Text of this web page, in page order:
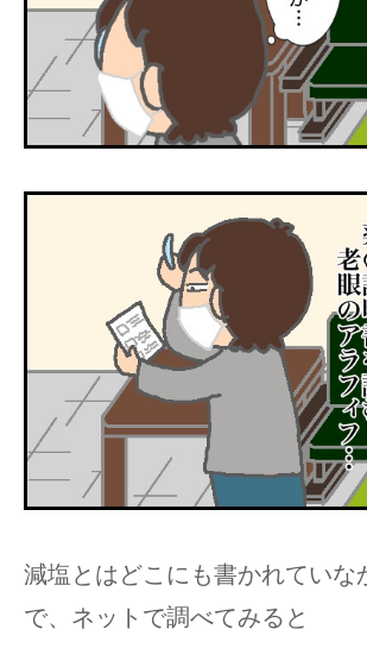
減塩とはどこにも書かれていな
で、ネットで調べてみると